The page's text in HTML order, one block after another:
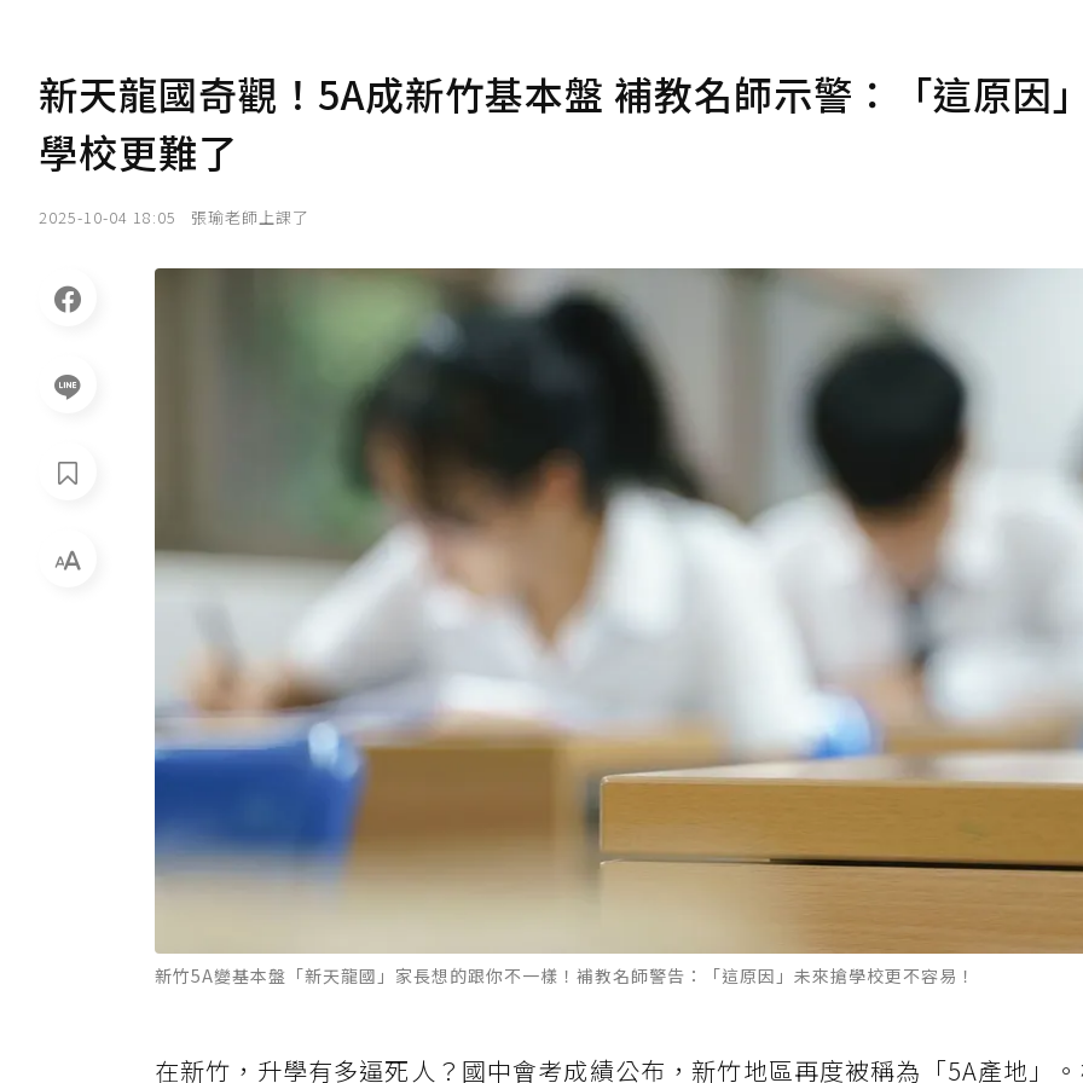
新天龍國奇觀！5A成新竹基本盤 補教名師示警：「這原因
學校更難了
2025-10-04 18:05 張瑜老師上課了
新竹5A變基本盤「新天龍國」家長想的跟你不一樣！補教名師警告：「這原因」未來搶學校更不容易！
在新竹，升學有多逼死人？國中會考成績公布，新竹地區再度被稱為「5A產地」